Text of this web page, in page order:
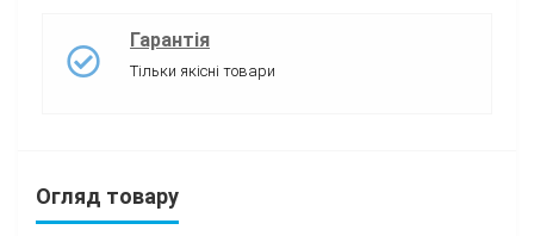
Гарантія
Тільки якісні товари
Огляд товару